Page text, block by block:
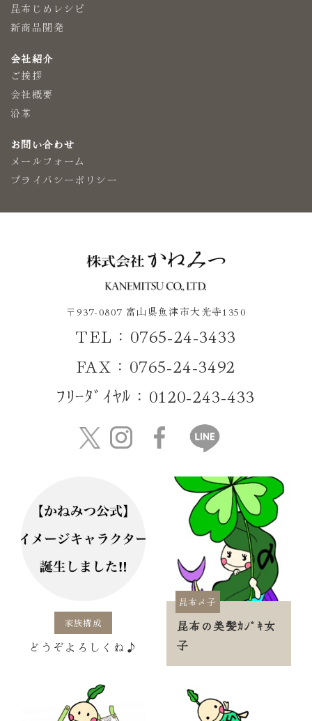
昆布じめレシピ
新商品開発
会社紹介
ご挨拶
会社概要
沿革
お問い合わせ
メールフォーム
プライバシーポリシー
〒937-0807 富山県魚津市大光寺1350
TEL：0765-24-3433
FAX：0765-24-3492
ﾌﾘｰﾀﾞｲﾔﾙ：0120-243-433
家族構成
どうぞよろしくね♪
昆布〆子
昆布の美髪ｶｼﾞｷ女
子